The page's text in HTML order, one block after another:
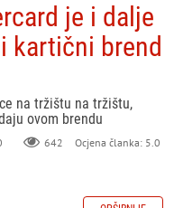
je i dalje
kartični brend
na tržištu na tržištu,
ovom brendu
642 Ocjena članka: 5.0